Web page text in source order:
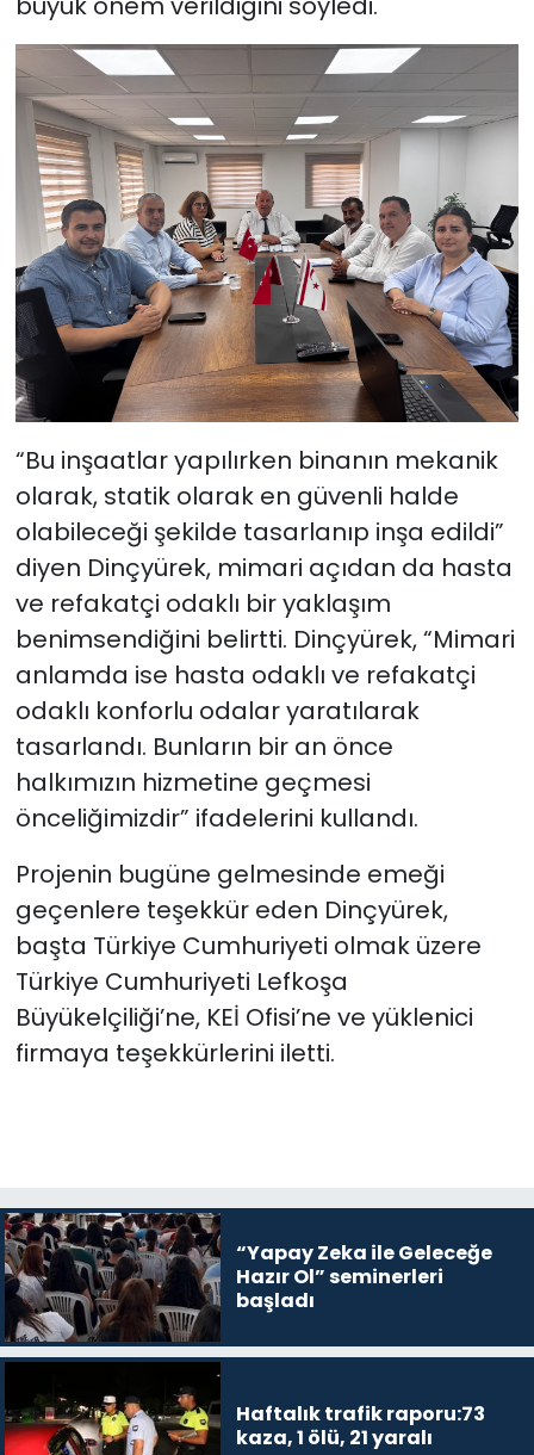
“Bu inşaatlar yapılırken binanın mekanik
olarak, statik olarak en güvenli halde
olabileceği şekilde tasarlanıp inşa edildi”
diyen Dinçyürek, mimari açıdan da hasta
ve refakatçi odaklı bir yaklaşım
benimsendiğini belirtti. Dinçyürek, “Mimari
anlamda ise hasta odaklı ve refakatçi
odaklı konforlu odalar yaratılarak
tasarlandı. Bunların bir an önce
halkımızın hizmetine geçmesi
önceliğimizdir” ifadelerini kullandı.
Projenin bugüne gelmesinde emeği
geçenlere teşekkür eden Dinçyürek,
başta Türkiye Cumhuriyeti olmak üzere
Türkiye Cumhuriyeti Lefkoşa
Büyükelçiliği’ne, KEİ Ofisi’ne ve yüklenici
firmaya teşekkürlerini iletti.
“Yapay Zeka ile Geleceğe
Hazır Ol” seminerleri
başladı
Haftalık trafik raporu:73
kaza, 1 ölü, 21 yaralı